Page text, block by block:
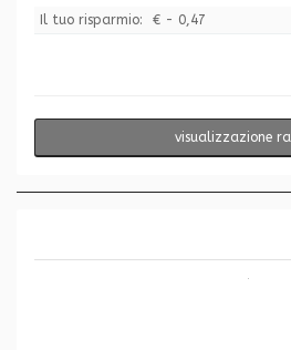
Il tuo risparmio: € - 0,47
visualizzazione